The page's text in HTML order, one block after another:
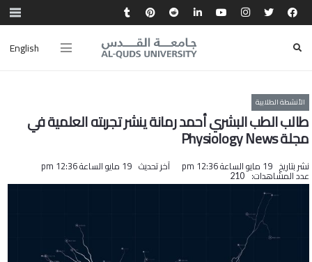
English
الأنشطة الطلابية
طالب الطب البشري أحمد رمانة ينشر تجربته العلمية في
مجلة Physiology News
نشر بتاريخ 19 مايو الساعة 12:36 pm آخر تحديث 19 مايو الساعة 12:36 pm
عدد المشاهدات: 210